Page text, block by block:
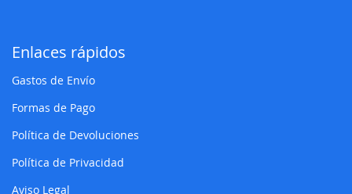
Enlaces rápidos
Gastos de Envío
Formas de Pago
Política de Devoluciones
Política de Privacidad
Aviso Legal